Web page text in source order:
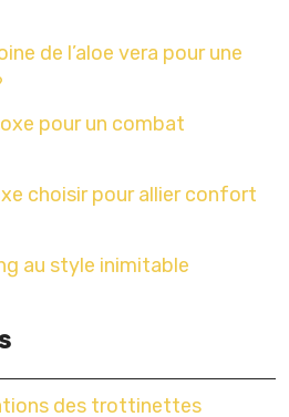
de l’aloe vera pour une
pour un combat
choisir pour allier confort
au style inimitable
des trottinettes